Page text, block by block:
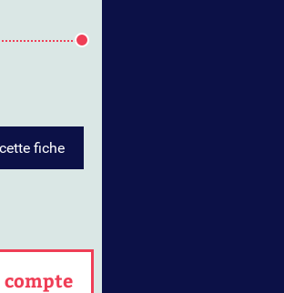
fiche
compte